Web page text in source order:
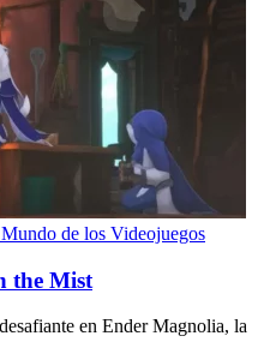
de los Videojuegos
the Mist
en Ender Magnolia, la